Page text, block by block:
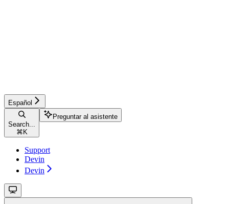
Español
Search...
⌘ K
Preguntar al asistente
Support
Devin
Devin